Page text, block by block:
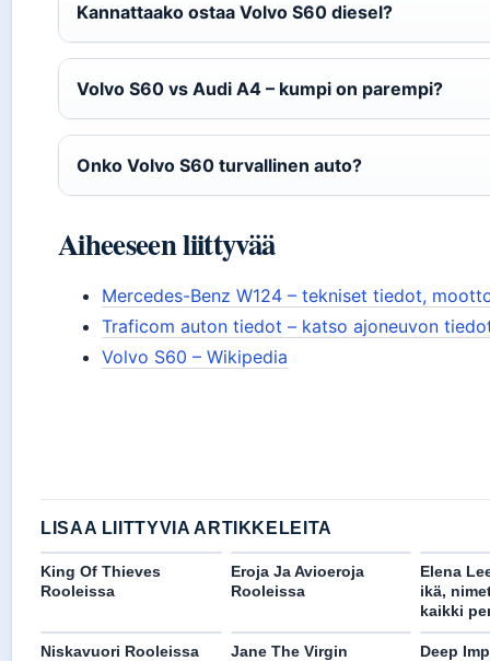
Kannattaako ostaa Volvo S60 diesel?
Volvo S60 vs Audi A4 – kumpi on parempi?
Onko Volvo S60 turvallinen auto?
Aiheeseen liittyvää
Mercedes-Benz W124 – tekniset tiedot,
Traficom auton tiedot – katso ajoneuvon
Volvo S60 – Wikipedia
LISAA LIITTYVIA ARTIKKELEITA
King Of Thieves
Rooleissa
Eroja Ja Avioeroja
Rooleissa
Elena
ikä,
kaikki
Niskavuori Rooleissa
Jane The Virgin
Deep